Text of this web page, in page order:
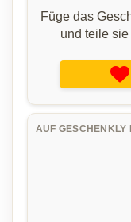
Füge das
und teile
AUF GESCHENKLY